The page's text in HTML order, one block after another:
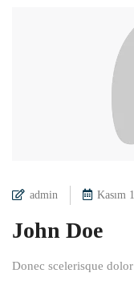
admin Kasım
John Doe
Donec scelerisque